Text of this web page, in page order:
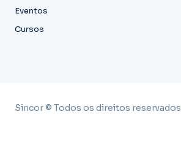
Eventos
Cursos
Sincor © Todos os direitos reservados